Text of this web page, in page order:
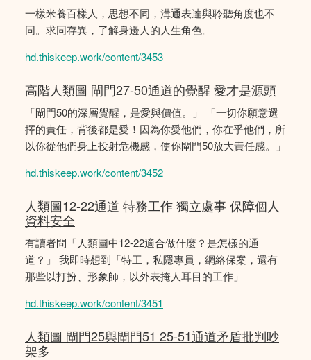
一樣米養百樣人，思想不同，溝通表達與聆聽角度也不
同。求同存異，了解身邊人的人生角色。
hd.thiskeep.work/content/3453
高階人類圖 閘門27-50通道的覺醒 愛才是源頭
「閘門50的深層覺醒，是愛與價值。」 「一切你願意選
擇的責任，背後都是愛！因為你愛他們，你在乎他們，所
以你從他們身上投射危機感，使你閘門50放大責任感。」
hd.thiskeep.work/content/3452
人類圖12-22通道 特務工作 獨立處事 保障個人
資料安全
有讀者問「人類圖中12-22適合做什麼？是怎樣的通
道？」 我即時想到「特工，私隱專員，網絡保案，還有
那些以打扮、形象師，以外表掩人耳目的工作」
hd.thiskeep.work/content/3451
人類圖 閘門25與閘門51 25-51通道矛盾批判吵
架多